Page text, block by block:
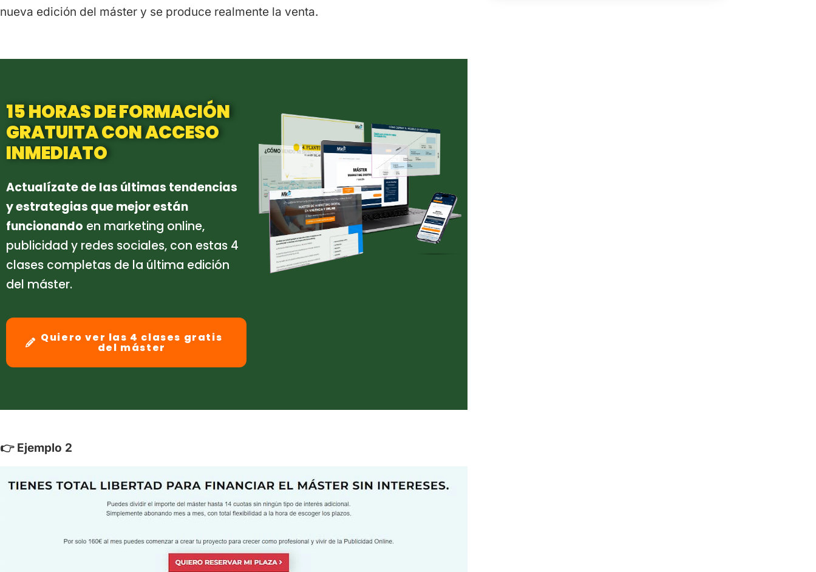
nueva edición del máster y se produce realmente la venta.
15 HORAS DE FORMACIÓN
GRATUITA CON ACCESO
INMEDIATO
Actualízate de las últimas tendencias
y estrategias que mejor están
funcionando en marketing online,
publicidad y redes sociales, con estas 4
clases completas de la última edición
del máster.
Quiero ver las 4 clases gratis
del máster
👉Ejemplo 2